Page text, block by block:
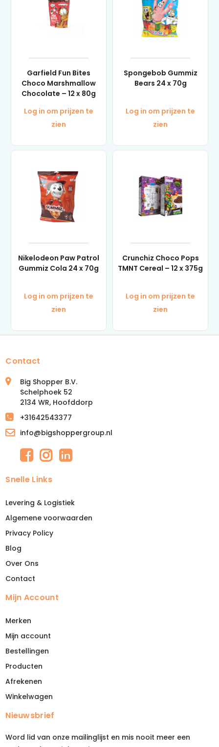
Garfield Fun Bites
Choco Marshmallow
Chocolate – 12 x 80g
Log in om prijzen te
zien
Spongebob Gummiz
Bears 24 x 70g
Log in om prijzen te
zien
Nikelodeon Paw Patrol
Gummiz Cola 24 x 70g
Log in om prijzen te
zien
Crunchiz Choco Pops
TMNT Cereal – 12 x 375g
Log in om prijzen te
zien
Contact
Big Shopper B.V.
Schelphoek 52
2134 WR, Hoofddorp
+31642543377
info@bigshoppergroup.nl
Snelle Links
Levering & Logistiek
Algemene voorwaarden
Privacy Policy
Blog
Over Ons
Contact
Mijn Account
Merken
Mijn account
Bestellingen
Producten
Afrekenen
Winkelwagen
Nieuwsbrief
Word lid van onze mailinglijst en mis nooit meer een